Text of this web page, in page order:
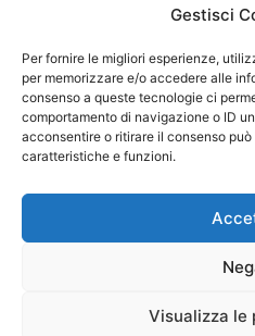
Gestisci
Per fornire le migliori esperienze,
per memorizzare e/o accedere alle
consenso a queste tecnologie ci
comportamento di navigazione o ID
acconsentire o ritirare il consenso
caratteristiche e funzioni.
Visualizza le